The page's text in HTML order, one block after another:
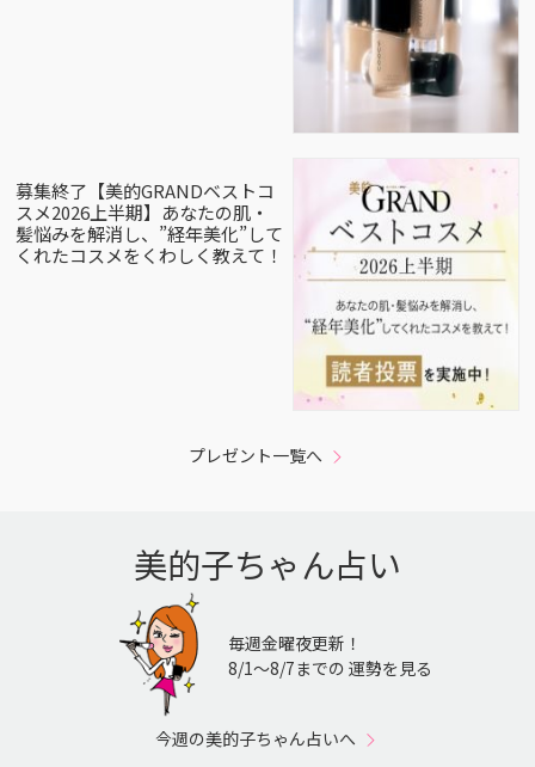
募集終了【美的GRANDベストコ
スメ2026上半期】あなたの肌・
髪悩みを解消し、”経年美化”して
くれたコスメをくわしく教えて！
プレゼント一覧へ
美的子ちゃん占い
毎週金曜夜更新！
8/1〜8/7までの 運勢を見る
今週の美的子ちゃん占いへ